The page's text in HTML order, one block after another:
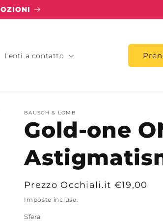
Lenti a contatto
BAUSCH & LOMB
Gold-one
Prezzo
di
listino
Prezzo Occhiali.it €19,00
Imposte incluse.
Sfera